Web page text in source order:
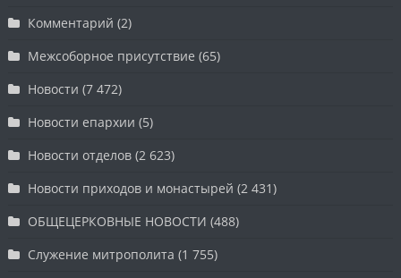
Комментарий (2)
Межсоборное присутствие (65)
Новости (7 472)
Новости епархии (5)
Новости отделов (2 623)
Новости приходов и монастырей (2 431)
ОБЩЕЦЕРКОВНЫЕ НОВОСТИ (488)
Служение митрополита (1 755)